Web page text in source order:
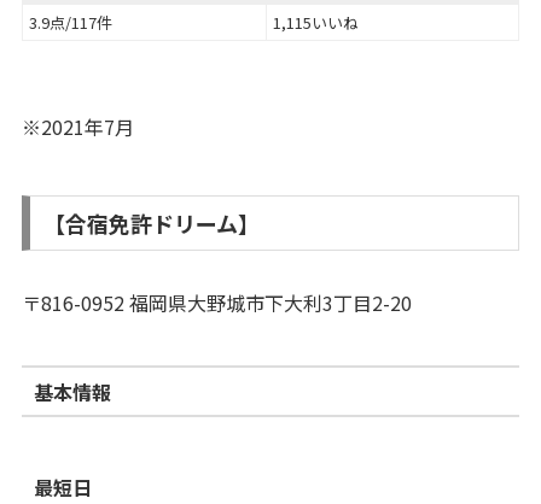
3.9点/117件
1,115いいね
※2021年7月
【合宿免許ドリーム】
〒816-0952 福岡県大野城市下大利3丁目2-20
基本情報
最短日